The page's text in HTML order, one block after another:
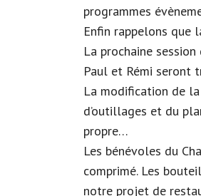
programmes
Enfin rappelons que
La prochaine
Paul et Rémi seront
La modification de
d’outillages et du
propre…
Les bénévoles du
comprimé. Les
notre projet de